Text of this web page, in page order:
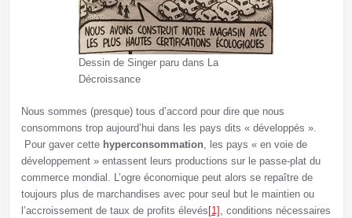
Dessin de Singer paru dans La
Décroissance
Nous sommes (presque) tous d’accord pour dire que nous
consommons trop aujourd’hui dans les pays dits « développés ».
Pour gaver cette hyperconsommation, les pays « en voie de
développement » entassent leurs productions sur le passe-plat du
commerce mondial. L’ogre économique peut alors se repaître de
toujours plus de marchandises avec pour seul but le maintien ou
l’accroissement de taux de profits élevés [1] , conditions nécessaires